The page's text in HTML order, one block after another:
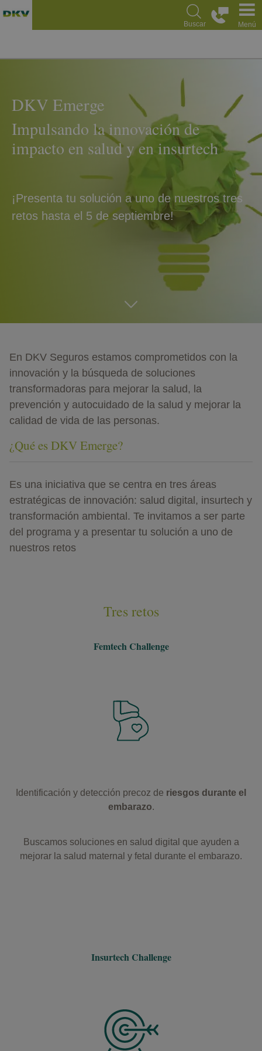
Buscar Menú
DKV Emerge
Impulsando la innovación de
impacto en salud y en insurtech
¡Presenta tu solución a uno de nuestros tres
retos hasta el 5 de septiembre!
go
En DKV Seguros estamos comprometidos con la
innovación y la búsqueda de soluciones
transformadoras para mejorar la salud, la
prevención y autocuidado de la salud y mejorar la
calidad de vida de las personas.
¿Qué es DKV Emerge?
Es una iniciativa que se centra en tres áreas
estratégicas de innovación: salud digital, insurtech y
transformación ambiental. Te invitamos a ser parte
del programa y a presentar tu solución a uno de
nuestros retos
Tres retos
Femtech Challenge
Identificación y detección precoz de riesgos durante el
embarazo.
Buscamos soluciones en salud digital que ayuden a
mejorar la salud maternal y fetal durante el embarazo.
Insurtech Challenge